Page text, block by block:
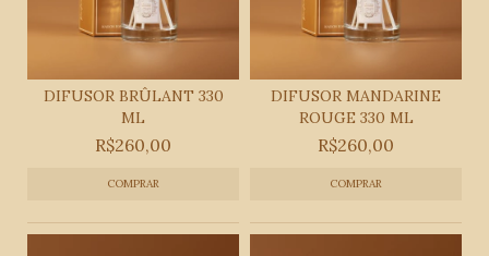
DIFUSOR BRÛLANT 330
ML
R$260,00
DIFUSOR MANDARINE
ROUGE 330 ML
R$260,00